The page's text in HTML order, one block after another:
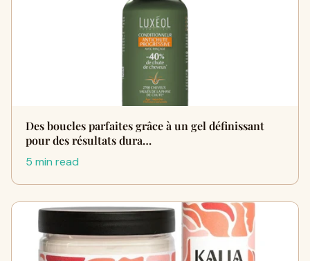
Des boucles parfaites grâce à un gel définissant
pour des résultats dura…
5 min read